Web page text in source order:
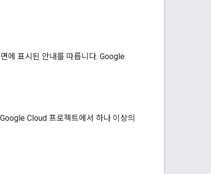
에 표시된 안내를 따릅니다. Google
Cloud 프로젝트에서 하나 이상의